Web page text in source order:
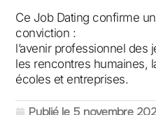
Ce Job Dating confirme
conviction :
l’avenir professionnel des
les rencontres humaines,
écoles et entreprises.
Publié le 5 novembre